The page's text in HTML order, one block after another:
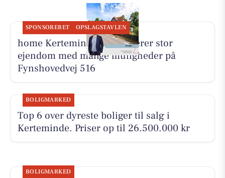
SPONSORERET OPSLAGSTAVLEN
home Kerteminde præsenterer stor
ejendom med mange muligheder på
Fynshovedvej 516
BOLIGMARKED
Top 6 over dyreste boliger til salg i
Kerteminde. Priser op til 26.500.000 kr
BOLIGMARKED